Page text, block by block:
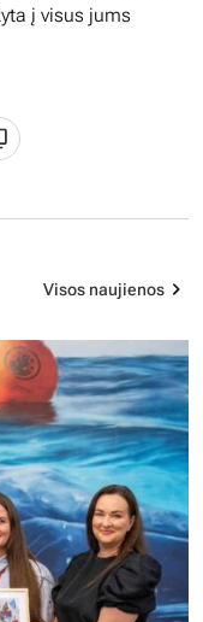
į visus jums
Visos naujienos